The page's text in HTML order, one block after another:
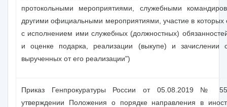
протокольными мероприятиями, служебными
другими официальными мероприятиями, участие в которых
с исполнением ими служебных (должностных)
и оценке подарка, реализации (выкупе) и зачислении
вырученных от его реализации")
Приказ Генпрокуратуры России от 05.08.2019 №
утверждении Положения о порядке направления в